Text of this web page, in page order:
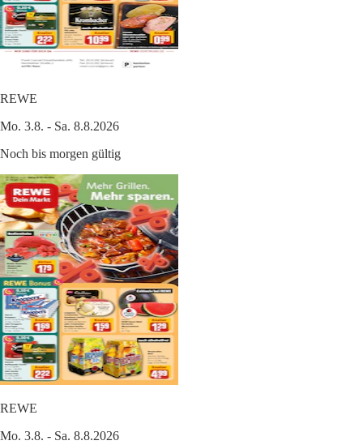
REWE
Mo. 3.8. - Sa. 8.8.2026
Noch bis morgen gültig
REWE
Mo. 3.8. - Sa. 8.8.2026